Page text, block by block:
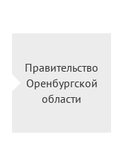
Правительство
Оренбургской
области